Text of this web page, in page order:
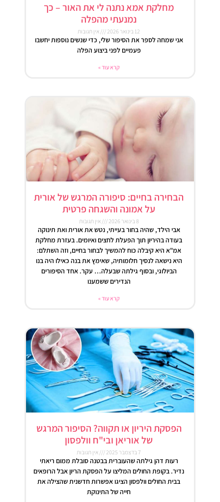
מחלקת אמא נתנה לי את האור – כך
נמנעתי מהפלה
12 בינואר 2026 אין תגובות
אני שמחה לספר את הסיפור שלי, כדי שנשים נוספות יחשבו
פעמיים לפני ביצוע הפלה
קרא עוד »
הבחירה בחיים: סיפורה המרגש של אורית
על אמונה והשגחה פרטית
8 בינואר 2026 אין תגובות
אבי הילד, שהיה בחור בעייתי, נטש את אורית ואת תינוקה
בעודה בהיריון תוך הפעלת לחצים ואיומים. בעזרת מחלקת
אמ"א היא קיבלה כוח להמשיך לבחור בחיים, וזה השתלם:
היא נישאה לנסיך חלומותיה, שאימץ את בנה כאילו היה בנו
הביולוגי, ובסוף גילתה שבעלה… עקר. אחד הסיפורים
הנדירים ששמענו
קרא עוד »
הפסקת היריון או תקווה? הסיפור המרגש
של אוריאן ובי"ח וולפסון
7 בדצמבר 2025 אין תגובות
רעות דהן גילתה שהעוברית בבטנה סובלת ממום ריאתי
נדיר. בקופת החולים המליצו על הפסקת הריון אבל הרופאים
בבית החולים וולפסון הציגו אפשרות חדשנית שהצילה את
חייה של התינוקת